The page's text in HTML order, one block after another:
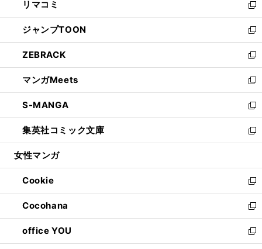
で
開
く
ド
ウ
で
開
く
ィ
ン
ド
ウ
で
開
く
い
ウ
ィ
ン
ド
ウ
で
開
く
リマコミ
新
し
い
ウ
ィ
ン
ド
ウ
で
開
く
ジャンプTOON
新
し
い
ウ
ィ
ン
ド
ウ
で
開
ZEBRACK
新
し
い
ウ
ィ
ン
ド
ウ
開
く
マンガMeets
新
し
い
ウ
ィ
ン
ウ
で
開
く
S-MANGA
新
し
い
ウ
ン
ド
ウ
で
開
く
集英社コミック文庫
新
し
ウ
ィ
ン
ド
ウ
で
開
女性マンガ
Cookie
新
し
い
ウ
ィ
ン
Cocohana
新
し
い
ウ
office YOU
新
し